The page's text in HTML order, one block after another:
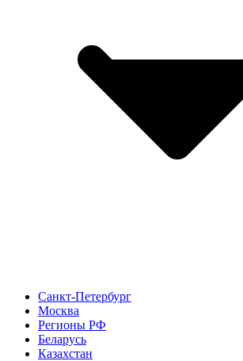
Санкт-Петербург
Москва
Регионы РФ
Беларусь
Казахстан